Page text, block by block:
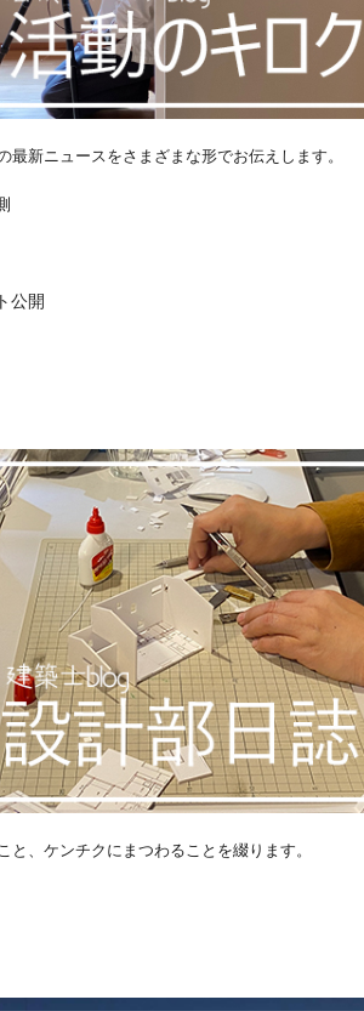
最新ニュースをさまざまな形でお伝えします。
公開
と、ケンチクにまつわることを綴ります。